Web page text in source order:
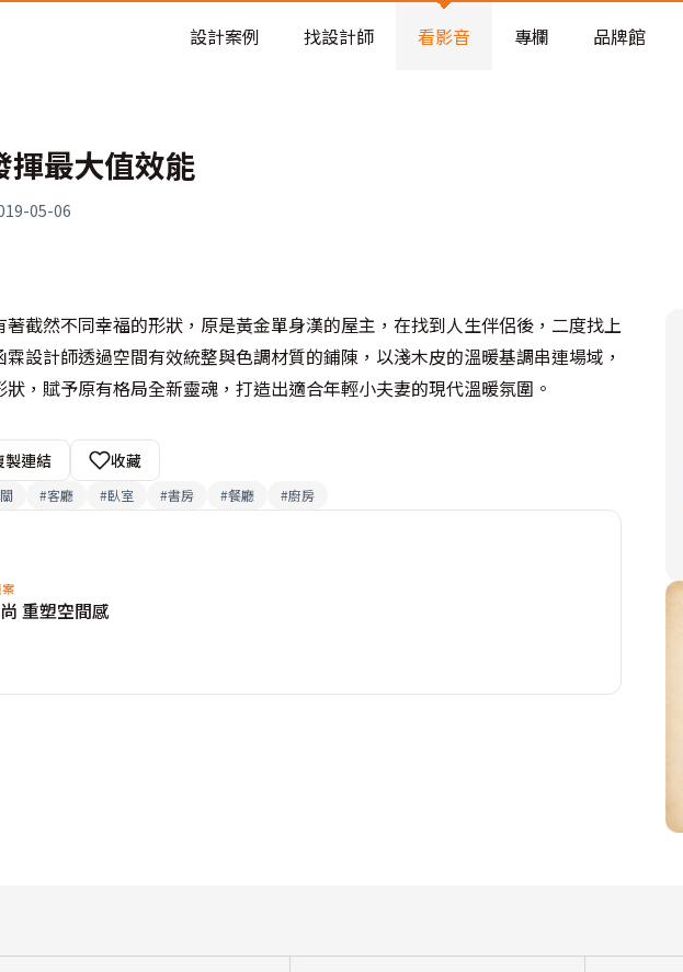
老屋預算分配與高 CP 值煥新術
設計案例 找設計師 看影音 專欄 品牌館
揮最大值效能
05-06
截然不同幸福的形狀，原是黃金單身漢的屋主，在找到人生伴侶後，二度找上
設計師透過空間有效統整與色調材質的鋪陳，以淺木皮的溫暖基調串連場域，
，賦予原有格局全新靈魂，打造出適合年輕小夫妻的現代溫暖氛圍。
製連結
收藏
#客廳 #臥室 #書房 #餐廳 #廚房
重塑空間感